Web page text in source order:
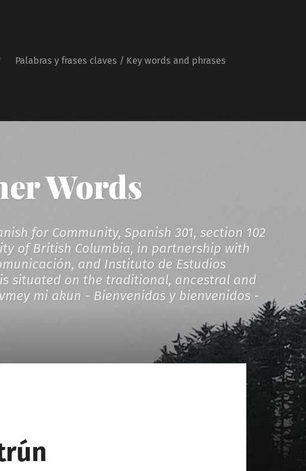
Palabras y frases claves / Key words and phrases
Words
for Community, Spanish 301, section 102
of British Columbia, in partnership with
and Instituto de Estudios
is situated on the traditional, ancestral and
mi akun - Bienvenidas y bienvenidos -